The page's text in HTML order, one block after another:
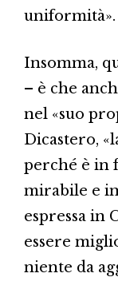
uniformità».
Insomma,
– è che
nel «suo
Dicastero,
perché è in
mirabile e
espressa in
essere
niente da